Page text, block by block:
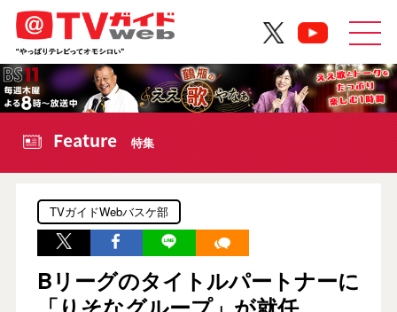
Feature 特集
TVガイドWebバスケ部
Bリーグのタイトルパートナーに